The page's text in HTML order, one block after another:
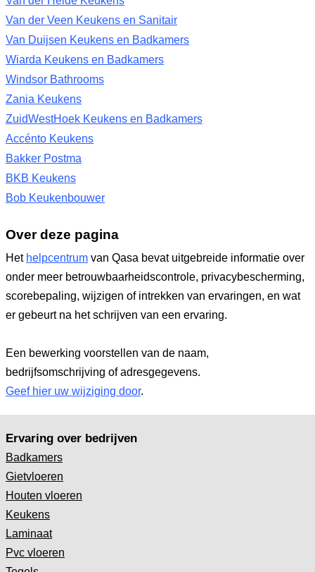
Van der Veen Keukens en Sanitair
Van Duijsen Keukens en Badkamers
Wiarda Keukens en Badkamers
Windsor Bathrooms
Zania Keukens
ZuidWestHoek Keukens en Badkamers
Accénto Keukens
Bakker Postma
BKB Keukens
Bob Keukenbouwer
Over deze pagina
Het helpcentrum van Qasa bevat uitgebreide informatie over
onder meer betrouwbaarheidscontrole, privacybescherming,
scorebepaling, wijzigen of intrekken van ervaringen, en wat
er gebeurt na het schrijven van een ervaring.
Een bewerking voorstellen van de naam,
bedrijfsomschrijving of adresgegevens.
Geef hier uw wijziging door.
Ervaring over bedrijven
Badkamers
Gietvloeren
Houten vloeren
Keukens
Laminaat
Pvc vloeren